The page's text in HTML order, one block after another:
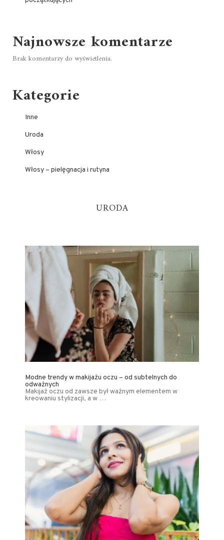
Najnowsze komentarze
Brak komentarzy do wyświetlenia.
Kategorie
Inne
Uroda
Włosy
Włosy – pielęgnacja i rutyna
URODA
Modne trendy w makijażu oczu – od subtelnych do
odważnych
Makijaż oczu od zawsze był ważnym elementem w
kreowaniu stylizacji, a w …